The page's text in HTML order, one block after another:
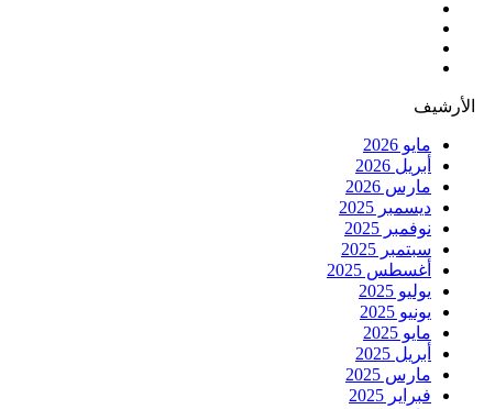
الأرشيف
مايو 2026
أبريل 2026
مارس 2026
ديسمبر 2025
نوفمبر 2025
سبتمبر 2025
أغسطس 2025
يوليو 2025
يونيو 2025
مايو 2025
أبريل 2025
مارس 2025
فبراير 2025